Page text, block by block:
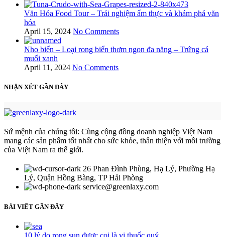
Văn Hóa Food Tour – Trải nghiệm ẩm thực và khám phá văn
hóa
April 15, 2024 No Comments
Nho biển – Loại rong biển thơm ngon đa năng – Trứng cá
muối xanh
April 11, 2024 No Comments
NHẬN XÉT GẦN ĐÂY
Sứ mệnh của chúng tôi: Cùng cộng đồng doanh nghiệp Việt Nam
mang các sản phẩm tốt nhất cho sức khỏe, thân thiện với môi trường
của Việt Nam ra thế giới.
26 Phan Đình Phùng, Hạ Lý, Phường Hạ
Lý, Quận Hồng Bàng, TP Hải Phòng
service@greenlaxy.com
BÀI VIẾT GẦN ĐÂY
10 lý do rong sụn được coi là vị thuốc quý